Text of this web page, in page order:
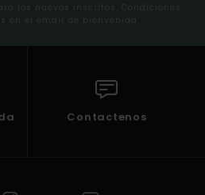
los nuevos inscritos. Condiciones
en el email de bienvenida
Contactenos